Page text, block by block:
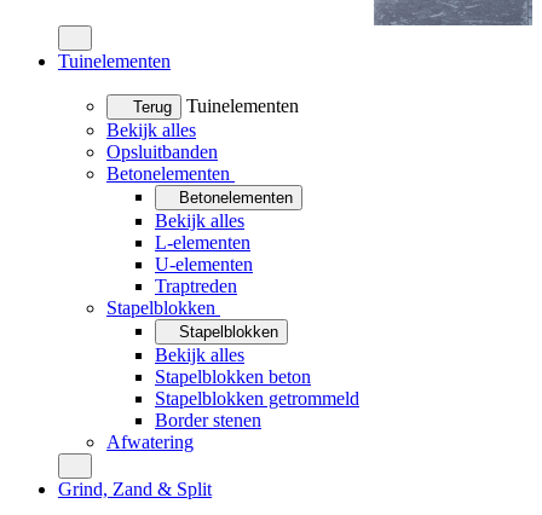
Tuinelementen
Terug
Tuinelementen
Bekijk alles
Opsluitbanden
Betonelementen
Betonelementen
Bekijk alles
L-elementen
U-elementen
Traptreden
Stapelblokken
Stapelblokken
Bekijk alles
Stapelblokken beton
Stapelblokken getrommeld
Border stenen
Afwatering
Grind, Zand & Split